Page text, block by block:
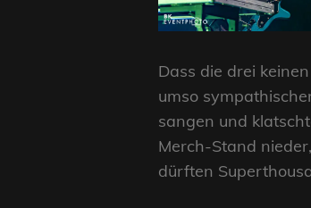
Dass die drei
umso
sangen und
Merch-Stand
dürften